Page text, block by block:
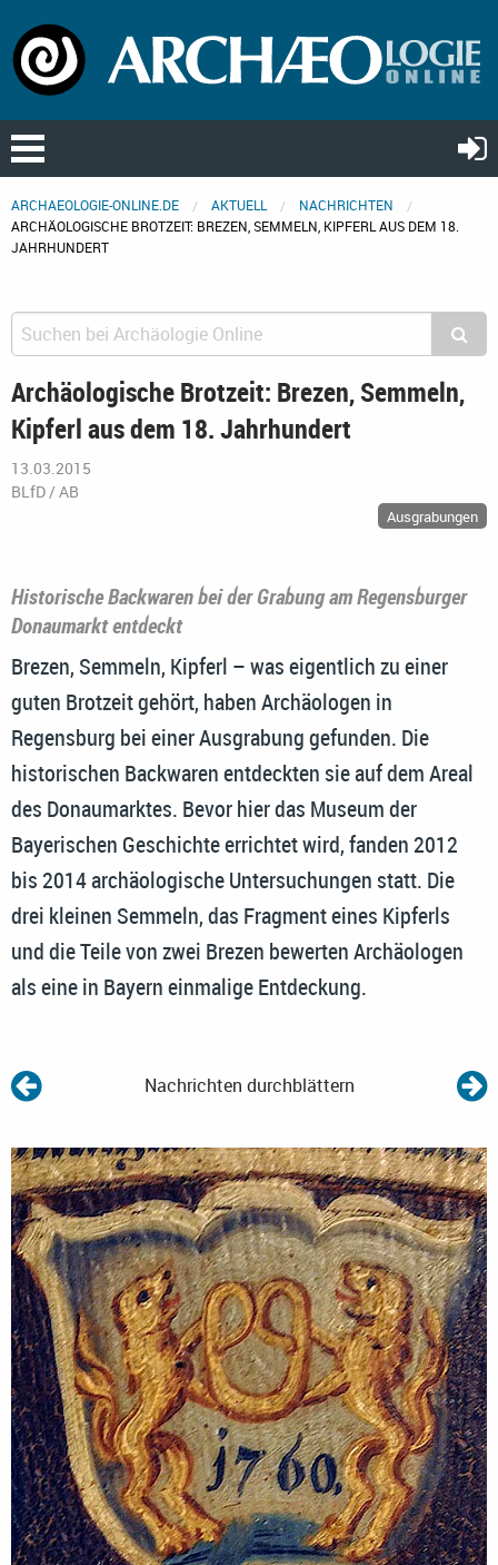
ARCHAEOLOGIE-ONLINE.DE AKTUELL
NACHRICHTEN
ARCHÄOLOGISCHE BROTZEIT: BREZEN, SEMMELN, KIPFERL AUS DEM 18.
JAHRHUNDERT
Archäologische Brotzeit: Brezen, Semmeln,
Kipferl aus dem 18. Jahrhundert
13.03.2015
BLfD / AB
Ausgrabungen
Historische Backwaren bei der Grabung am Regensburger
Donaumarkt entdeckt
Brezen, Semmeln, Kipferl – was eigentlich zu einer
guten Brotzeit gehört, haben Archäologen in
Regensburg bei einer Ausgrabung gefunden. Die
historischen Backwaren entdeckten sie auf dem Areal
des Donaumarktes. Bevor hier das Museum der
Bayerischen Geschichte errichtet wird, fanden 2012
bis 2014 archäologische Untersuchungen statt. Die
drei kleinen Semmeln, das Fragment eines Kipferls
und die Teile von zwei Brezen bewerten Archäologen
als eine in Bayern einmalige Entdeckung.
Nachrichten durchblättern